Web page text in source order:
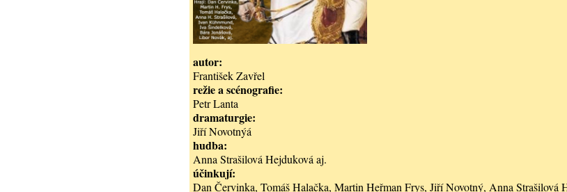
autor
František Zavřel
režie a scénografie
Petr Lanta
dramaturgie
Jiří Novotnýá
hudba
Anna Strašilová Hejduková aj.
účinkují
Dan Červinka, Tomáš Halačka, Martin Heřman Frys, Jiří Novotný, Anna Strašilová